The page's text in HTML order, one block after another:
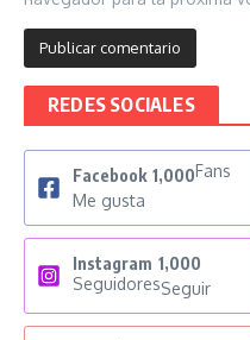
REDES SOCIALES
Facebook 1,000Fans
Me gusta
Instagram 1,000
SeguidoresSeguir